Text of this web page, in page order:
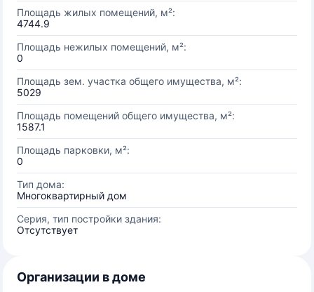
Площадь жилых помещений, м²:
4744.9
Площадь нежилых помещений, м²:
0
Площадь зем. участка общего имущества, м²:
5029
Площадь помещений общего имущества, м²:
1587.1
Площадь парковки, м²:
0
Тип дома:
Многоквартирный дом
Серия, тип постройки здания:
Отсутствует
Организации в доме